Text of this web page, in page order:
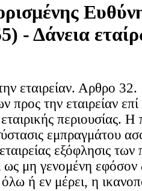
- Δάνεια
εταιρείαν. Αρθρο
προς την εταιρείαν
περιουσίας. Η
εμπραγμάτου
εξόφλησις των
ως μη γενομένη
ή εν μέρει, η